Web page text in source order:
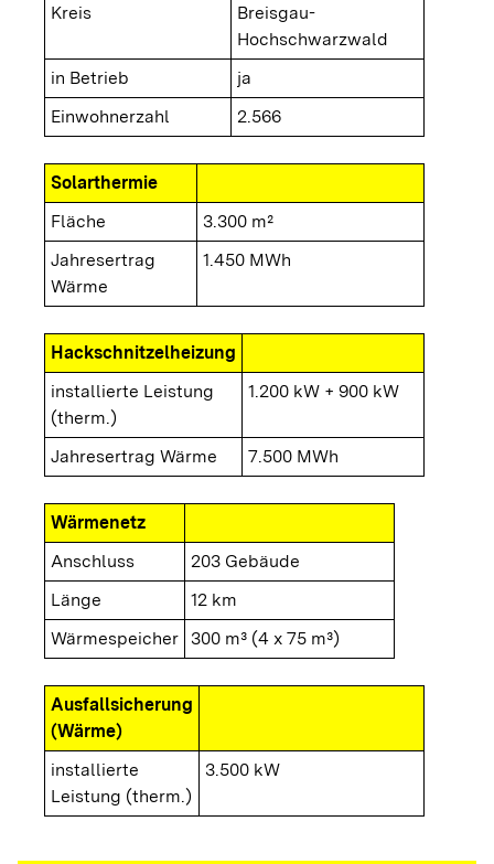
Kreis
Breisgau-
Hochschwarzwald
in Betrieb
ja
Einwohnerzahl
2.566
Solarthermie
Fläche
3.300 m²
Jahresertrag
Wärme
1.450 MWh
Hackschnitzelheizung
installierte Leistung
(therm.)
1.200 kW + 900 kW
Jahresertrag Wärme 7.500 MWh
Wärmenetz
Anschluss
203 Gebäude
Länge
12 km
Wärmespeicher
300 m³ (4 x 75 m³)
Ausfallsicherung
(Wärme)
installierte
Leistung (therm.)
3.500 kW